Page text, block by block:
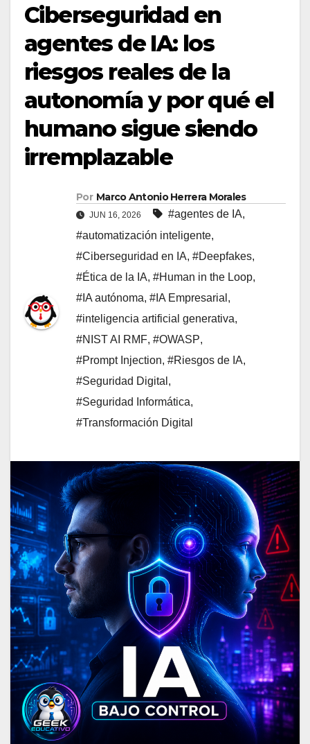
Ciberseguridad en
agentes de IA: los
riesgos reales de la
autonomía y por qué el
humano sigue siendo
irremplazable
Por Marco Antonio Herrera Morales
JUN 16, 2026 #agentes de IA,
#automatización inteligente,
#Ciberseguridad en IA, #Deepfakes,
#Ética de la IA, #Human in the Loop,
#IA autónoma, #IA Empresarial ,
#inteligencia artificial generativa,
#NIST AI RMF, #OWASP,
#Prompt Injection, #Riesgos de IA,
#Seguridad Digital ,
#Seguridad Informática,
#Transformación Digital